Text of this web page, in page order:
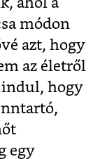
ahol a
módon
azt, hogy
az életről
indul, hogy
egy